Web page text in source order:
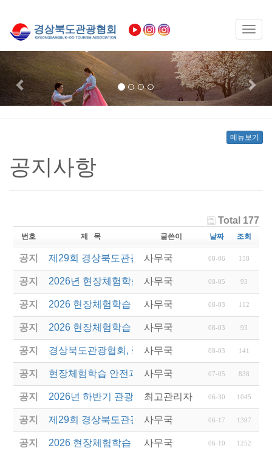
Previous
메뉴보기
공지사항
Total 177
번호 제 목 글쓴이 날짜 조회
공지 제29회 경상북도관광기념품공모전 결과발표
사무국 08-06 158
공지 2026년 현장체험학습 안전과정(신규.재강습) 교육
사무국 08-05 93
공지 2026 현장체험학습 안전과정 교육(신규. 재강습)
사무국 08-03 112
공지 2026 현장체험학습 안전과정(신규. 재강습) 교육 성
사무국 08-03 93
공지 경상북도관광협회, 중국 단동 해외여행상품 개발 팸
사무국 08-03 141
공지 현장체험학습 안전과정(신규/재강습) 안내
사무국 07-05 838
공지 2026년 하반기 관광진흥개발기금 융자 시행 안내
최고관리자 06-30 1045
공지 제29회 경상북도관광기념품공모전 개최
사무국 06-17 1397
공지 2026 현장체험학습 안전과정(신규.재강습)
사무국 06-10 1252